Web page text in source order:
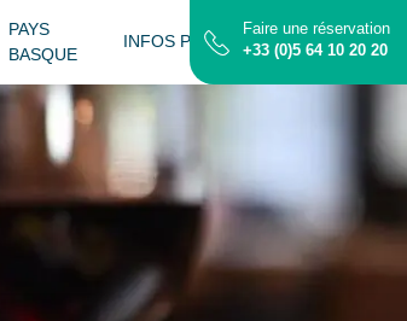
PAYS
BASQUE
INFOS PRATIQUES CONTACT
Faire une réservation
+33 (0)5 64 10 20 20